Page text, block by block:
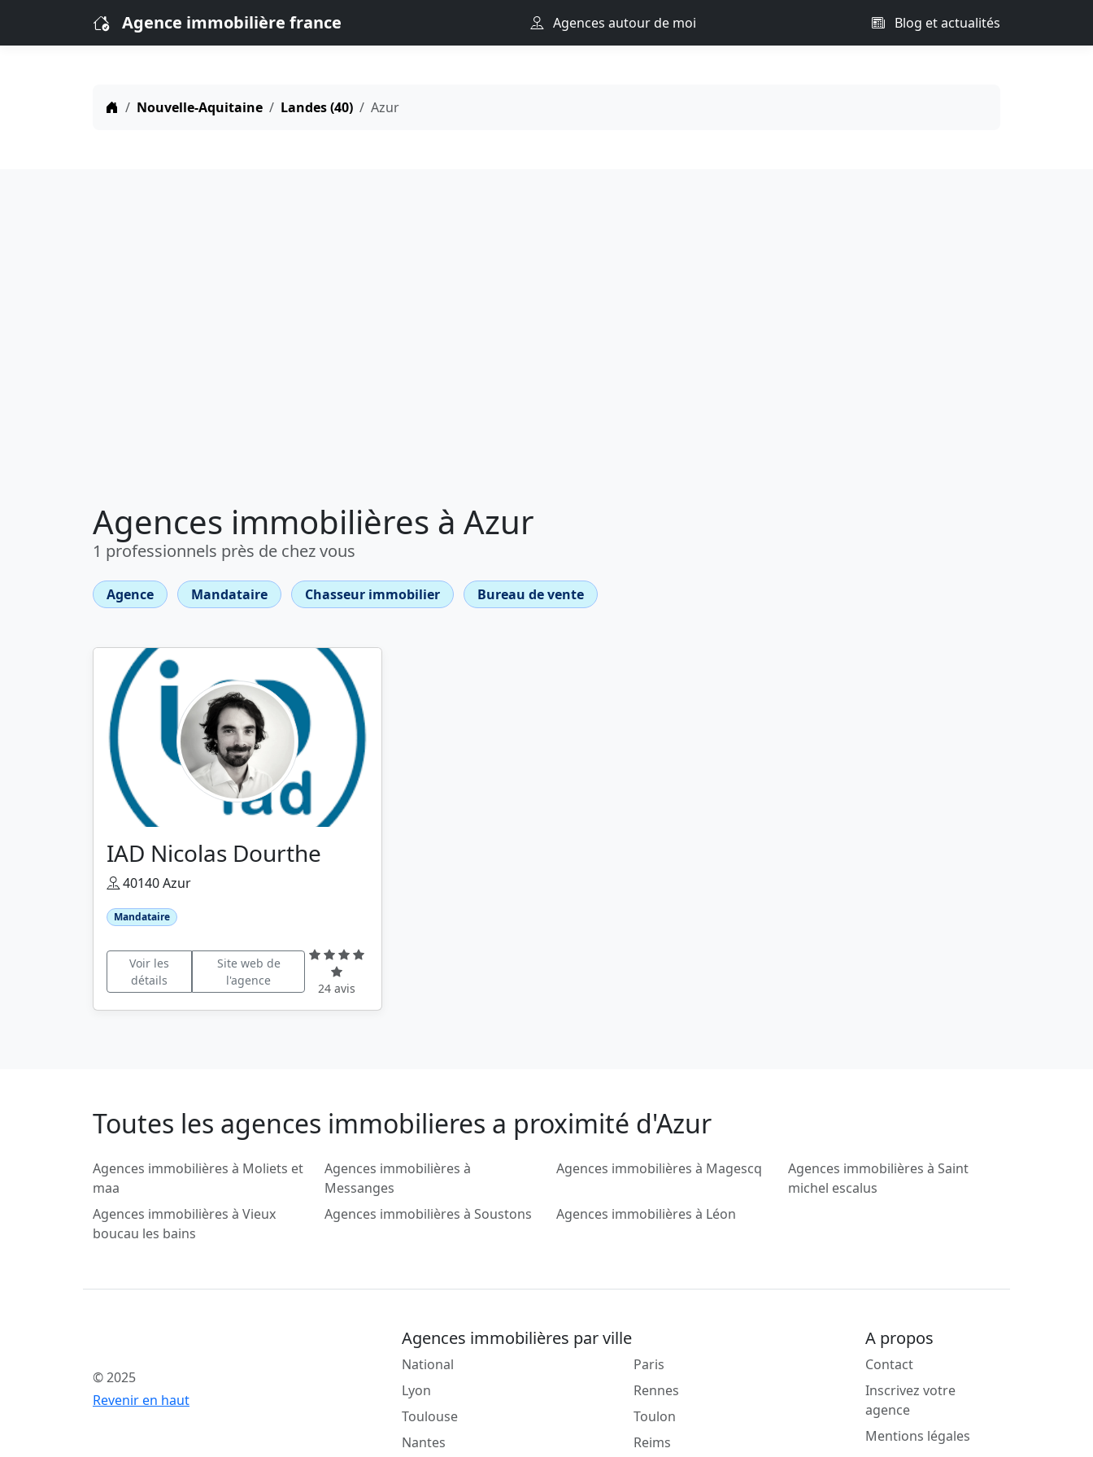
Agence immobilière france Agences autour de moi Blog et actualités
Nouvelle-Aquitaine Landes (40) Azur
Agences immobilières à Azur
1 professionnels près de chez vous
Agence Mandataire Chasseur immobilier Bureau de vente
IAD Nicolas Dourthe
40140 Azur
Mandataire
Voir les
détails
Site web de
l'agence
24 avis
Toutes les agences immobilieres a proximité d'Azur
Agences immobilières à Moliets et
maa
Agences immobilières à
Messanges
Agences immobilières à Magescq
Agences immobilières à Saint
michel escalus
Agences immobilières à Vieux
boucau les bains
Agences immobilières à Soustons Agences immobilières à Léon
© 2025
Revenir en haut
Agences immobilières par ville
National
Lyon
Toulouse
Nantes
Paris
Rennes
Toulon
Reims
A propos
Contact
Inscrivez votre
agence
Mentions légales